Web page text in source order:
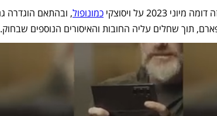
2023 על ויסוצקי
כמונופול
תוך שחלים עליה החובות והאיסורים הנוספים שבחוק.